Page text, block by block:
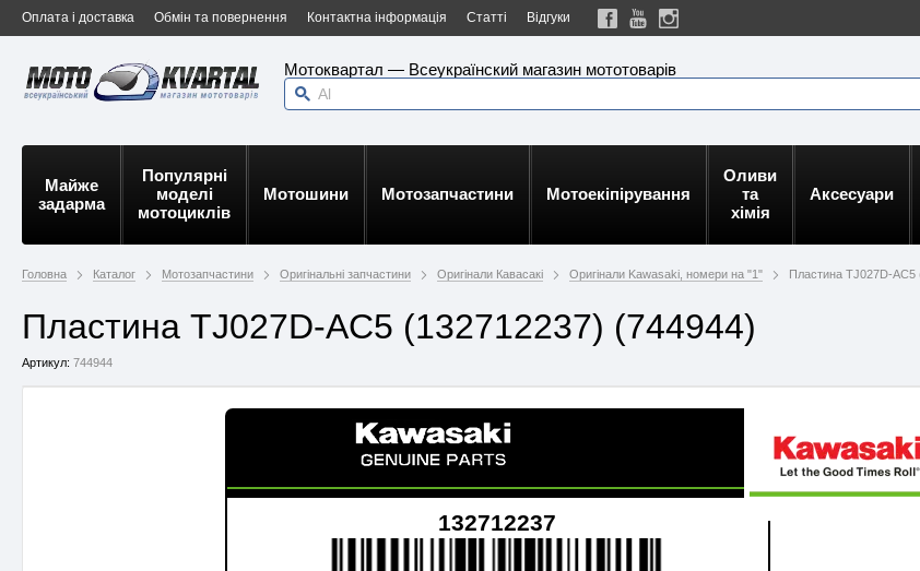
Оплата і доставка Обмін та повернення Контактна інформація Статті Відгуки
Мотоквартал — Всеукраїнский магазин мототоварів
Майже
задарма
Популярні
моделі
мотоциклів
Мотошини Мотозапчастини Мотоекіпірування
Оливи
та
хімія
Аксесуари
Головна Каталог Мотозапчастини Оригінальні запчастини Оригінали Кавасакі Оригінали Kawasaki, номери на "1" Пластина TJ027D-AC5
Пластина TJ027D-AC5 (132712237) (744944)
Артикул: 744944
132712237